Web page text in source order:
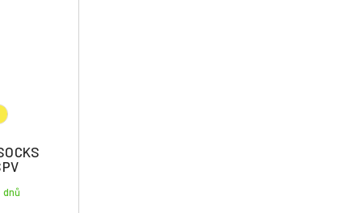
dnů